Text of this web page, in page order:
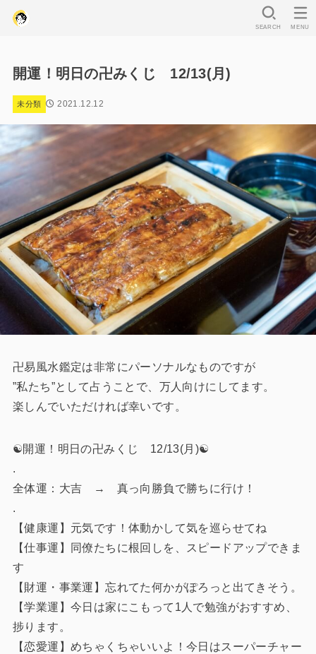
SEARCH MENU
開運！明日の卍みくじ 12/13(月)
未分類 2021.12.12
卍易風水鑑定は非常にパーソナルなものですが
”私たち”として占うことで、万人向けにしてます。
楽しんでいただければ幸いです。
☯️開運！明日の卍みくじ 12/13(月)☯️
.
全体運：大吉 → 真っ向勝負で勝ちに行け！
.
【健康運】元気です！体動かして気を巡らせてね
【仕事運】同僚たちに根回しを、スピードアップできま
す
【財運・事業運】忘れてた何かがぽろっと出てきそう。
【学業運】今日は家にこもって1人で勉強がおすすめ、
捗ります。
【恋愛運】めちゃくちゃいいよ！今日はスーパーチャー